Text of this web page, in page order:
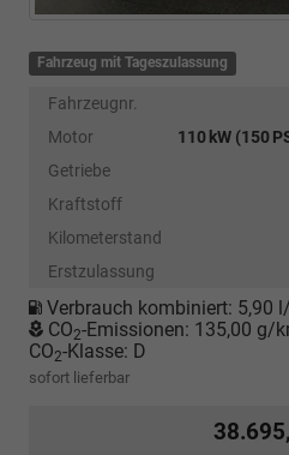
Fahrzeug mit Tageszulassung
Fahrzeugnr.
Motor
110 kW (150
Getriebe
Kraftstoff
Kilometerstand
Erstzulassung
Verbrauch kombiniert: 5,90
CO2-Emissionen: 135,00 g/
CO2-Klasse: D
sofort lieferbar